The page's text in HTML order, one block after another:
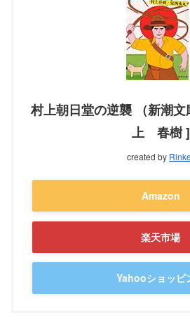
村上朝日堂の逆襲 （新潮
上 春樹 ]
created by
Amazon
楽天市場
Yahooショッピ